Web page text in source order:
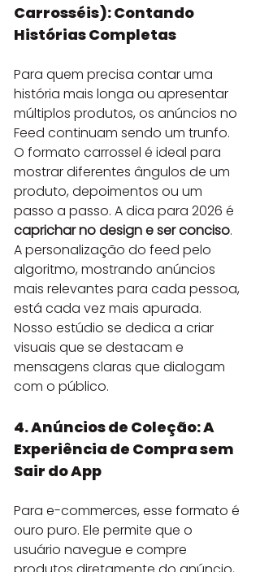
Carrosséis): Contando
Histórias Completas
Para quem precisa contar uma
história mais longa ou apresentar
múltiplos produtos, os anúncios no
Feed continuam sendo um trunfo.
O formato carrossel é ideal para
mostrar diferentes ângulos de um
produto, depoimentos ou um
passo a passo. A dica para 2026 é
caprichar no design e ser conciso.
A personalização do feed pelo
algoritmo, mostrando anúncios
mais relevantes para cada pessoa,
está cada vez mais apurada.
Nosso estúdio se dedica a criar
visuais que se destacam e
mensagens claras que dialogam
com o público.
4. Anúncios de Coleção: A
Experiência de Compra sem
Sair do App
Para e-commerces, esse formato é
ouro puro. Ele permite que o
usuário navegue e compre